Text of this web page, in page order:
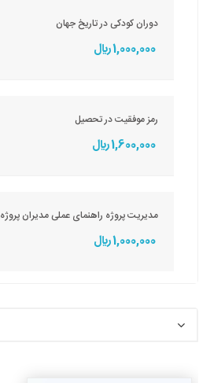
دوران کودکی در تاریخ جهان
1,000,000 ريال
رمز موفقیت در تحصیل
1,600,000 ريال
مدیریت پروژه راهنمای عملی مدیران پروژه
1,000,000 ريال